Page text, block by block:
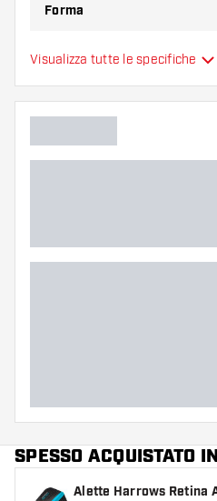
variante vi si addice di più!
Forma
Tipo
Colore principale
Visualizza tutte le specifiche
SPESSO ACQUISTATO
Alette Harrows Retina